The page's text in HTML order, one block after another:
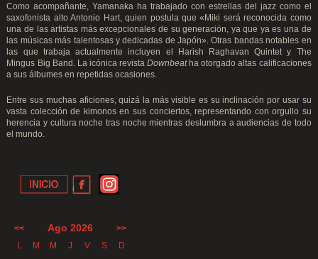
Como acompañante, Yamanaka ha trabajado con estrellas del jazz como el
saxofonista alto Antonio Hart, quien postula que «Miki será reconocida como
una de las artistas más excepcionales de su generación, ya que ya es una de
las músicas más talentosas y dedicadas de Japón». Otras bandas notables en
las que trabaja actualmente incluyen el Harish Raghavan Quintet y The
Mingus Big Band. La icónica revistaDownbeatha otorgado altas calificaciones
a sus álbumes en repetidas ocasiones.
Entre sus muchas aficiones, quizá la más visible es su inclinación por usar su
vasta colección de kimonos en sus conciertos, representando con orgullo su
herencia y cultura noche tras noche mientras deslumbra a audiencias de todo
el mundo.
<< Ago 2026
>>
L
M M J V S
D